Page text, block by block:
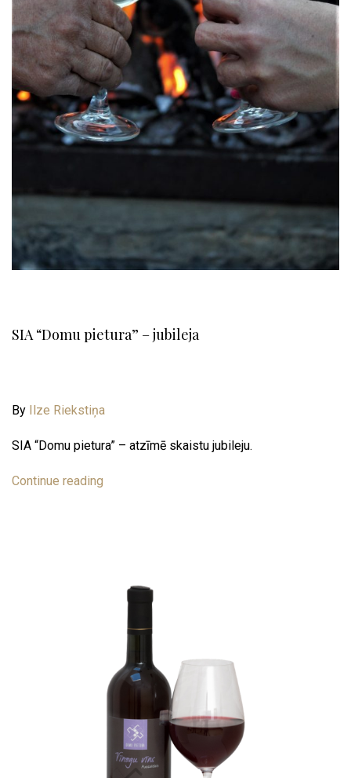
SIA “Domu pietura” – jubileja
By Ilze Riekstiņa
SIA “Domu pietura” – atzīmē skaistu jubileju.
Continue reading